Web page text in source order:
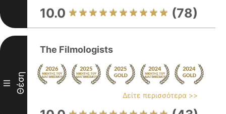
10.0 (78)
III Θέση
The Filmologists
Δείτε περισσότερα >>